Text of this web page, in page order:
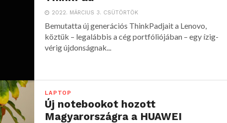
2022. MÁRCIUS 3. CSÜTÖRTÖK
Bemutatta új generációs ThinkPadjait a Lenovo,
köztük – legalábbis a cég portfóliójában – egy ízig-
vérig újdonságnak...
LAPTOP
Új notebookot hozott
Magyarországra a HUAWEI